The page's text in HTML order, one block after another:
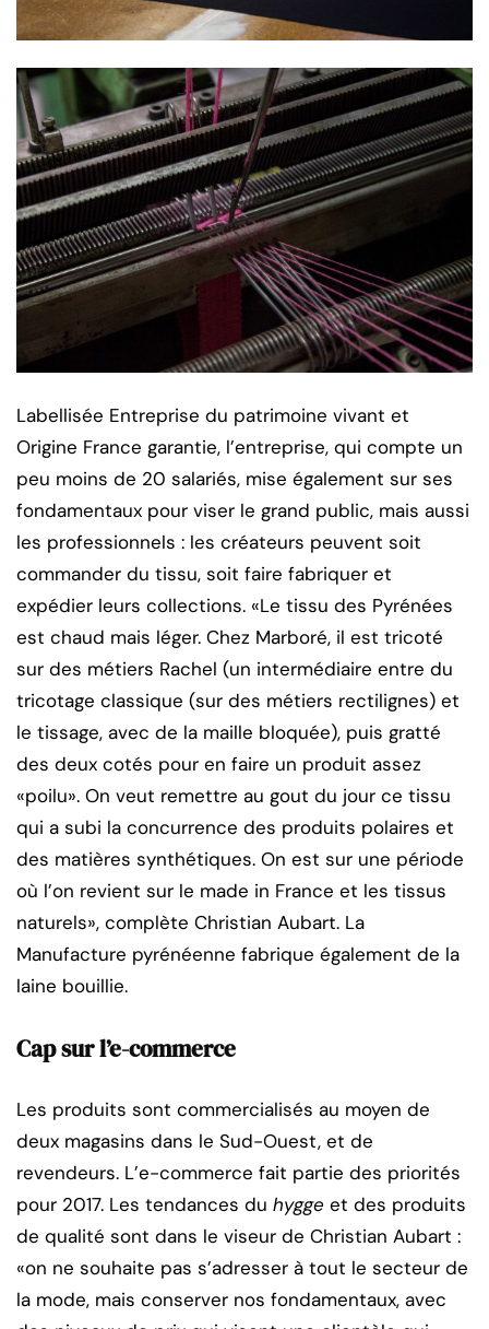
Labellisée Entreprise du patrimoine vivant et
Origine France garantie, l’entreprise, qui compte un
peu moins de 20 salariés, mise également sur ses
fondamentaux pour viser le grand public, mais aussi
les professionnels : les créateurs peuvent soit
commander du tissu, soit faire fabriquer et
expédier leurs collections. «Le tissu des Pyrénées
est chaud mais léger. Chez Marboré, il est tricoté
sur des métiers Rachel (un intermédiaire entre du
tricotage classique (sur des métiers rectilignes) et
le tissage, avec de la maille bloquée), puis gratté
des deux cotés pour en faire un produit assez
«poilu». On veut remettre au gout du jour ce tissu
qui a subi la concurrence des produits polaires et
des matières synthétiques. On est sur une période
où l’on revient sur le made in France et les tissus
naturels», complète Christian Aubart. La
Manufacture pyrénéenne fabrique également de la
laine bouillie.
Cap sur l’e-commerce
Les produits sont commercialisés au moyen de
deux magasins dans le Sud-Ouest, et de
revendeurs. L’e-commerce fait partie des priorités
pour 2017. Les tendances du hygge et des produits
de qualité sont dans le viseur de Christian Aubart :
«on ne souhaite pas s’adresser à tout le secteur de
la mode, mais conserver nos fondamentaux, avec